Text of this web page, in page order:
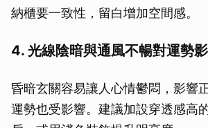
納櫃要一致性，留白增加空間感。
4. 光線陰暗與通風不暢對運勢
昏暗玄關容易讓人心情鬱悶，影響
運勢也受影響。建議加設穿透感高